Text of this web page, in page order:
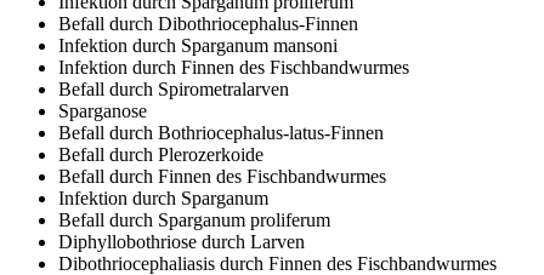
Befall durch Dibothriocephalus-Finnen
Infektion durch Sparganum mansoni
Infektion durch Finnen des Fischbandwurmes
Befall durch Spirometralarven
Sparganose
Befall durch Bothriocephalus-latus-Finnen
Befall durch Plerozerkoide
Befall durch Finnen des Fischbandwurmes
Infektion durch Sparganum
Befall durch Sparganum proliferum
Diphyllobothriose durch Larven
Dibothriocephaliasis durch Finnen des Fischbandwurmes